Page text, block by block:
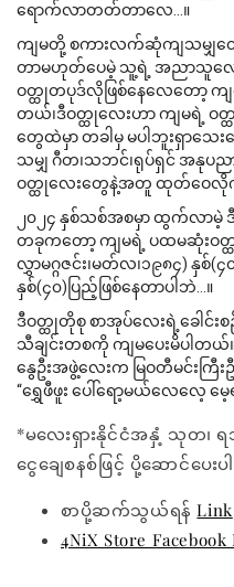
ရောက်လာတတ်တာလေ…။
ကျမတို့ စကားလက်ဆုံကျသမျှတွ
တာမဟုတ်ပေမဲ့ သူ့ရဲ့ အညာသူလေ
ဝတ္ထုတပုဒ်လိုဖြစ်နေလေတော့ ကျ
တယ်၊ဒီဝတ္ထုလေးဟာ ကျမရဲ့ ဝတ္
တွေထဲမှာ တခါမှ မပါဘူးရှာသေ
သမျှ ဂီတ၊သဘင်၊ရုပ်ရှင် အနုပ
ဝတ္ထုလေးတွေနဲ့အတူ ထုတ်ဝေလို
၂၀၂၄ နှစ်သစ်အစမှာ ထွက်လာ
တခုကတော့ ကျမရဲ့ ပထမဆုံးဝ
လွှာမဂ္ဂဇင်း၊မတ်လ၊၁၉၈၄) နှစ်
နှစ်(၄၀)ပြည့်ဖြစ်နေတာပါဘဲ…။
ဒီဝတ္ထုတိုစု စာအုပ်လေးရဲ့ခေါင်း
သီချင်းတစကို ကျမပေးမိပါတ
နွေဦးအဖွဲ့လေးက မြဝတီမင်းကြီး
“ရွှေဖီဖူး ပေါ်ရော့မယ်လေလေ့
*မလေးရှားနိုင်ငံအနှံ့ သုတ၊ ရ
ငွေချေစနစ်ဖြင့် ပို့ဆောင်ပေး
စာပို့ဆက်သွယ်ရန်Link
4NiX Store Facebook